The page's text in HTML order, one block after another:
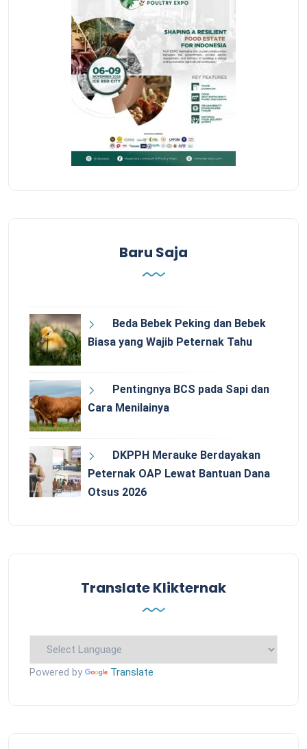
Baru Saja
Beda Bebek Peking dan Bebek
Biasa yang Wajib Peternak Tahu
Pentingnya BCS pada Sapi dan
Cara Menilainya
DKPPH Merauke Berdayakan
Peternak OAP Lewat Bantuan Dana
Otsus 2026
Translate Klikternak
Powered by Translate